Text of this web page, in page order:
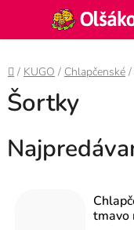
obsah
Domov
/ KUGO / Chlapčenské /
Šortky
tmavo